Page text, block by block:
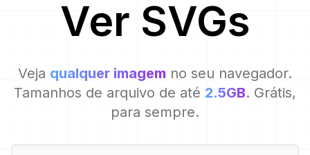
Ver SVGs
Veja qualquer imagem no seu navegador.
Tamanhos de arquivo de até 2.5GB. Grátis,
para sempre.